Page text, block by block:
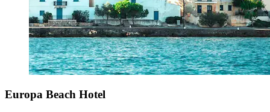
Europa Beach Hotel